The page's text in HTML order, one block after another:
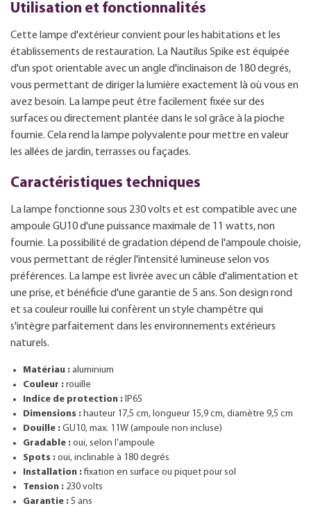
Utilisation et fonctionnalités
Cette lampe d'extérieur convient pour les habitations et les
établissements de restauration. La Nautilus Spike est équipée
d'un spot orientable avec un angle d'inclinaison de 180 degrés,
vous permettant de diriger la lumière exactement là où vous en
avez besoin. La lampe peut être facilement fixée sur des
surfaces ou directement plantée dans le sol grâce à la pioche
fournie. Cela rend la lampe polyvalente pour mettre en valeur
les allées de jardin, terrasses ou façades.
Caractéristiques techniques
La lampe fonctionne sous 230 volts et est compatible avec une
ampoule GU10 d'une puissance maximale de 11 watts, non
fournie. La possibilité de gradation dépend de l'ampoule choisie,
vous permettant de régler l'intensité lumineuse selon vos
préférences. La lampe est livrée avec un câble d'alimentation et
une prise, et bénéficie d'une garantie de 5 ans. Son design rond
et sa couleur rouille lui confèrent un style champêtre qui
s'intègre parfaitement dans les environnements extérieurs
naturels.
Matériau : aluminium
Couleur : rouille
Indice de protection : IP65
Dimensions : hauteur 17,5 cm, longueur 15,9 cm, diamètre 9,5 cm
Douille : GU10, max. 11W (ampoule non incluse)
Gradable : oui, selon l'ampoule
Spots : oui, inclinable à 180 degrés
Installation :fixation en surface ou piquet pour sol
Tension : 230 volts
Garantie : 5 ans